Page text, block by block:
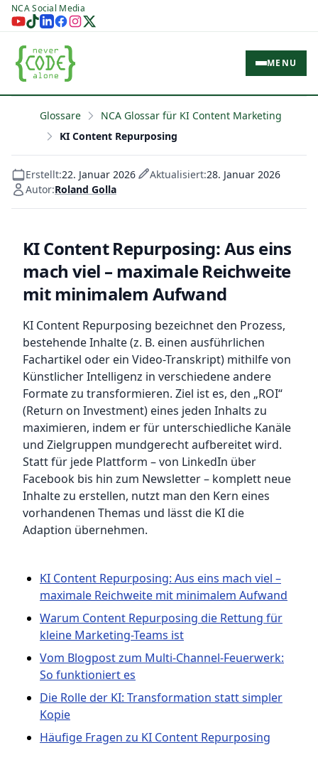
NCA Social Media
MENU
Glossare
NCA Glossar für KI Content Marketing
KI Content Repurposing
Erstellt:22. Januar 2026 Aktualisiert:28. Januar 2026
Autor:Roland Golla
KI Content Repurposing: Aus eins
mach viel – maximale Reichweite
mit minimalem Aufwand
KI Content Repurposing bezeichnet den Prozess,
bestehende Inhalte (z. B. einen ausführlichen
Fachartikel oder ein Video-Transkript) mithilfe von
Künstlicher Intelligenz in verschiedene andere
Formate zu transformieren. Ziel ist es, den „ROI“
(Return on Investment) eines jeden Inhalts zu
maximieren, indem er für unterschiedliche Kanäle
und Zielgruppen mundgerecht aufbereitet wird.
Statt für jede Plattform – von LinkedIn über
Facebook bis hin zum Newsletter – komplett neue
Inhalte zu erstellen, nutzt man den Kern eines
vorhandenen Themas und lässt die KI die
Adaption übernehmen.
KI Content Repurposing: Aus eins mach viel –
maximale Reichweite mit minimalem Aufwand
Warum Content Repurposing die Rettung für
kleine Marketing-Teams ist
Vom Blogpost zum Multi-Channel-Feuerwerk:
So funktioniert es
Die Rolle der KI: Transformation statt simpler
Kopie
Häufige Fragen zu KI Content Repurposing